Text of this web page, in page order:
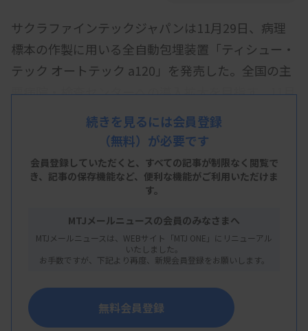
サクラファインテックジャパンは11月29日、病理
標本の作製に用いる全自動包埋装置「ティシュー・
テック オートテック a120」を発売した。全国の主
要病院・検査センターへの導入拡大を目指す。11月
26日に発表した。
同製品は、病理標本作製での包埋の工程を連続自動
処理できる装置。包埋作業を自動化することで、1
時間当たり最大120ブロックの作製を可能にした。
また、カセットの周りに付着したパラフィンを落と
す「バリ取り」と呼ばれる作業が不要となるため、
作業負担をさらに軽減できる。同時発売した、検体
セクショナブルカセットシステム」と組み合わせて
使用することで、検体紛失のリスク低減につなげる
続きを見るには会員登録
（無料）が必要です
会員登録していただくと、すべての記事が制限なく閲覧で
き、 記事の保存機能など、便利な機能がご利用いただけま
す。
MTJメールニュースの会員のみなさまへ
MTJメールニュースは、WEBサイト「MTJ ONE」にリニューアル
いたしました。
お手数ですが、下記より再度、新規会員登録をお願いします。
無料会員登録